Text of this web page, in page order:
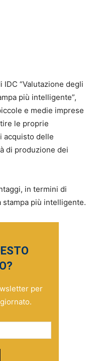
“Valutazione degli
più intelligente”,
e medie imprese
le proprie
acquisto delle
di produzione dei
in termini di
più intelligente.
per